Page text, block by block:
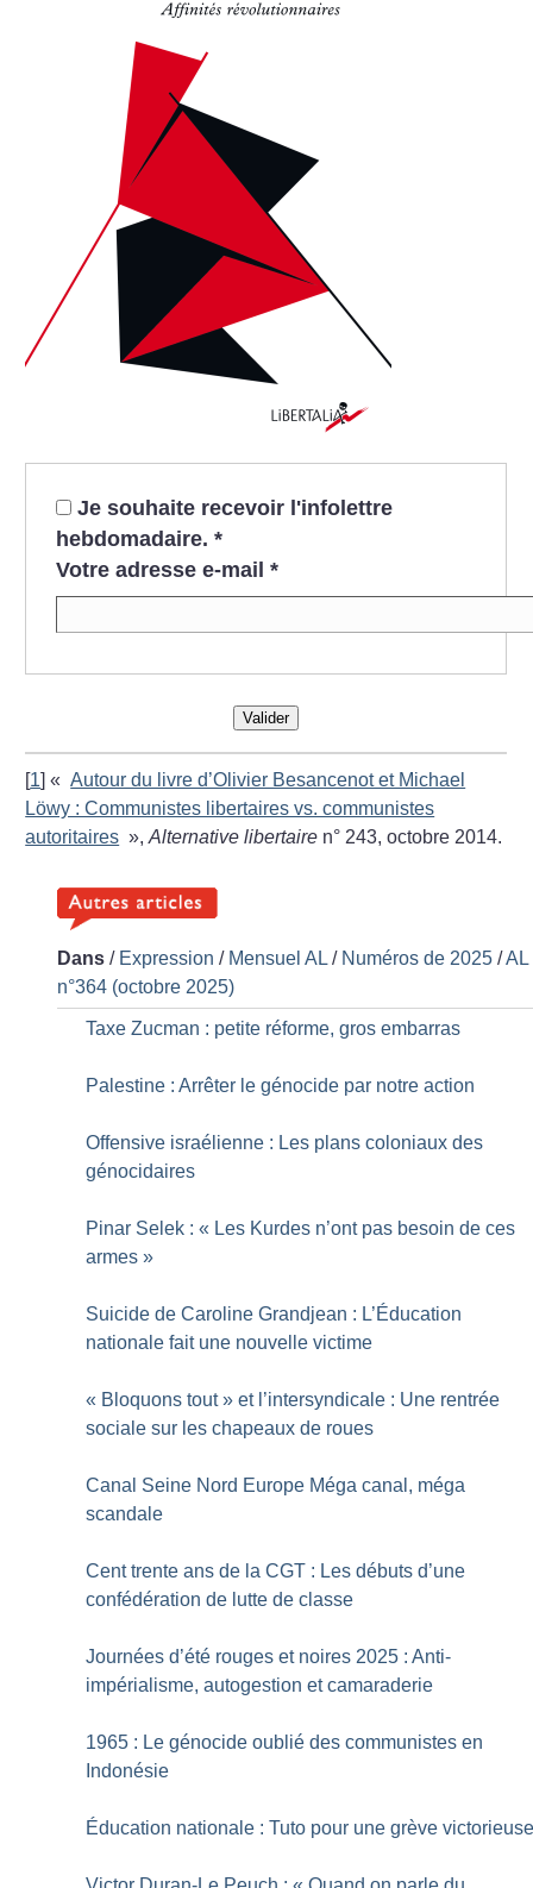
Je souhaite recevoir l'infolettre
hebdomadaire. *
Votre adresse e-mail *
Valider
[1]« Autour du livre d’Olivier Besancenot et Michael
Löwy : Communistes libertaires vs. communistes
autoritaires »,Alternative libertaire n° 243, octobre 2014.
Dans / Expression / Mensuel AL / Numéros de 2025 /AL
n°364 (octobre 2025)
Taxe Zucman : petite réforme, gros embarras
Palestine : Arrêter le génocide par notre action
Offensive israélienne : Les plans coloniaux des
génocidaires
Pinar Selek : « Les Kurdes n’ont pas besoin de ces
armes »
Suicide de Caroline Grandjean : L’Éducation
nationale fait une nouvelle victime
« Bloquons tout » et l’intersyndicale : Une rentrée
sociale sur les chapeaux de roues
Canal Seine Nord Europe Méga canal, méga
scandale
Cent trente ans de la CGT : Les débuts d’une
confédération de lutte de classe
Journées d’été rouges et noires 2025 : Anti-
impérialisme, autogestion et camaraderie
1965 : Le génocide oublié des communistes en
Indonésie
Éducation nationale : Tuto pour une grève